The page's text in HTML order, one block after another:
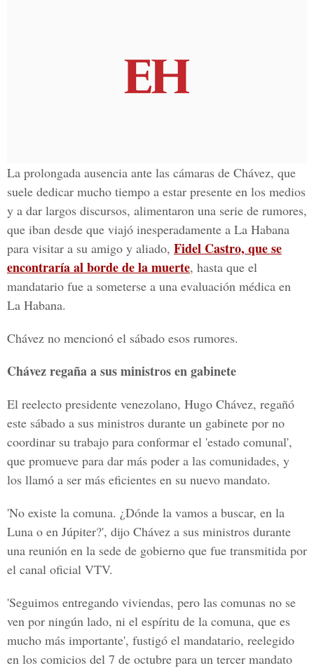
La prolongada ausencia ante las cámaras de Chávez, que
suele dedicar mucho tiempo a estar presente en los medios
y a dar largos discursos, alimentaron una serie de rumores,
que iban desde que viajó inesperadamente a La Habana
para visitar a su amigo y aliado, Fidel Castro, que se
encontraría al borde de la muerte, hasta que el
mandatario fue a someterse a una evaluación médica en
La Habana.
Chávez no mencionó el sábado esos rumores.
Chávez regaña a sus ministros en gabinete
El reelecto presidente venezolano, Hugo Chávez, regañó
este sábado a sus ministros durante un gabinete por no
coordinar su trabajo para conformar el 'estado comunal',
que promueve para dar más poder a las comunidades, y
los llamó a ser más eficientes en su nuevo mandato.
'No existe la comuna. ¿Dónde la vamos a buscar, en la
Luna o en Júpiter?', dijo Chávez a sus ministros durante
una reunión en la sede de gobierno que fue transmitida por
el canal oficial VTV.
'Seguimos entregando viviendas, pero las comunas no se
ven por ningún lado, ni el espíritu de la comuna, que es
mucho más importante', fustigó el mandatario, reelegido
en los comicios del 7 de octubre para un tercer mandato